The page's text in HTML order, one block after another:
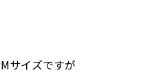
サイズですが